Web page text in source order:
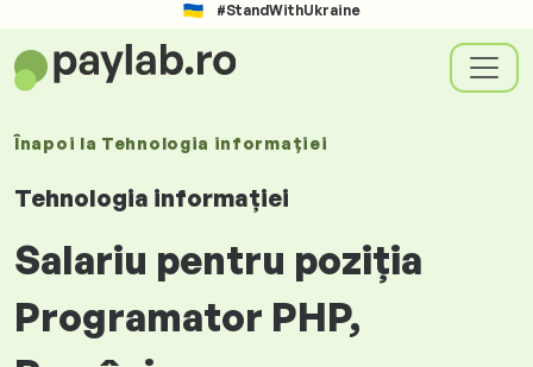
#StandWithUkraine
Înapoi la Tehnologia informației
Tehnologia informației
Salariu pentru poziția
Programator PHP,